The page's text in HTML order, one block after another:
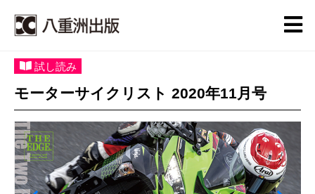
試し読み
モーターサイクリスト 2020年11月号